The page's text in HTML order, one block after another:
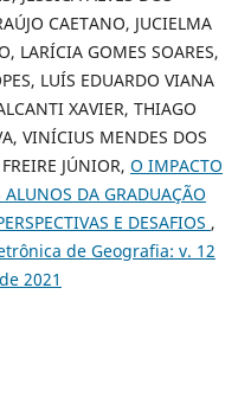
CAETANO, JUCIELMA
LARÍCIA GOMES SOARES,
LUÍS EDUARDO VIANA
XAVIER, THIAGO
VINÍCIUS MENDES DOS
JÚNIOR, O IMPACTO
DA GRADUAÇÃO
E DESAFIOS ,
de Geografia: v. 12
2021